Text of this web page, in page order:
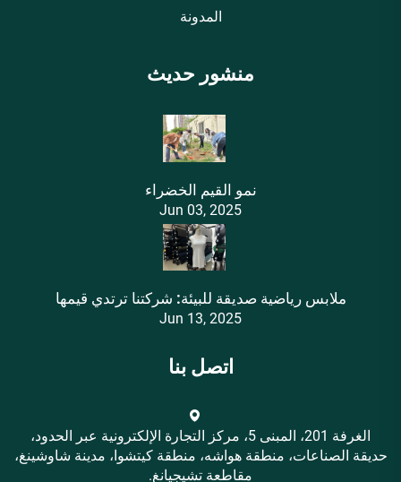
المدونة
منشور حديث
نمو القيم الخضراء
Jun 03, 2025
ملابس رياضية صديقة للبيئة: شركتنا ترتدي قيمها
Jun 13, 2025
اتصل بنا
الغرفة 201، المبنى 5، مركز التجارة الإلكترونية عبر الحدود،
حديقة الصناعات، منطقة هواشه، منطقة كيتشوا، مدينة شاوشينغ،
مقاطعة تشيجيانغ.